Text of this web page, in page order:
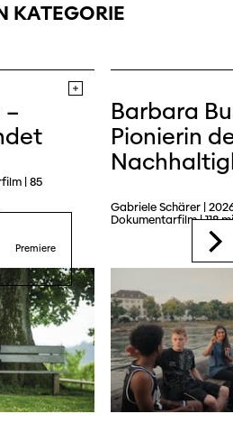
KATEGORIE
| 85
Premiere
Barbara
Pionierin
Gabriele Schärer |
Dokumentarfilm | 118